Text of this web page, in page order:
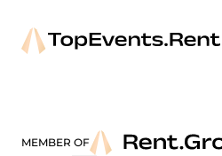
MEMBER OF